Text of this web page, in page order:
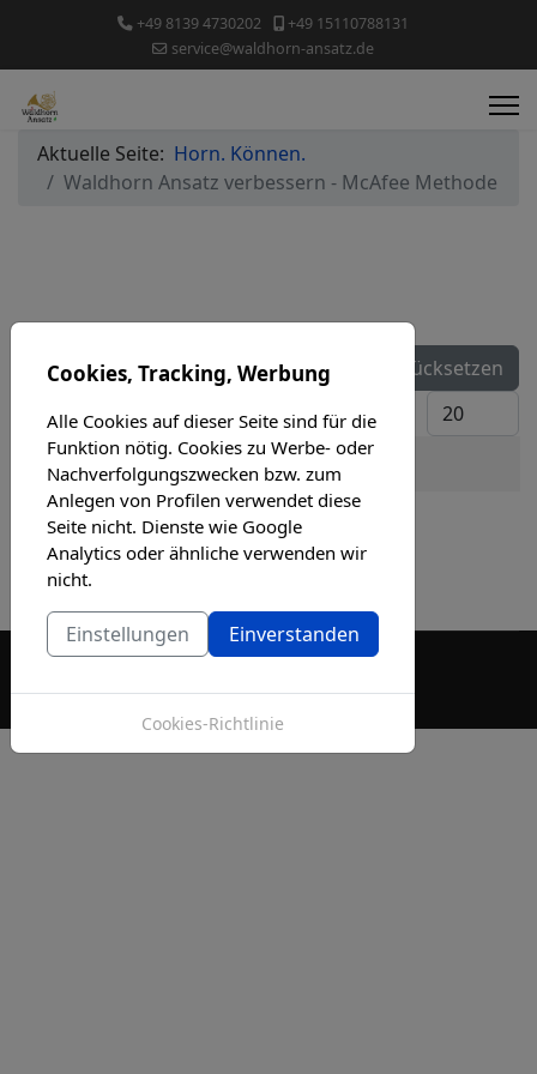
+49 8139 4730202
+49 15110788131
service@waldhorn-ansatz.de
Aktuelle Seite: Horn. Können.
Waldhorn Ansatz verbessern - McAfee Methode
Teil des Titels eingeben Filter
Zurücksetzen
Anzeige #
Titel
Geschäftsbedingungen (AGB)
Cookies, Tracking, Werbung
Alle Cookies auf dieser Seite sind für die
Funktion nötig. Cookies zu Werbe- oder
Nachverfolgungszwecken bzw. zum
Anlegen von Profilen verwendet diese
Seite nicht. Dienste wie Google
Analytics oder ähnliche verwenden wir
nicht.
Einstellungen Einverstanden
Cookies-Richtlinie